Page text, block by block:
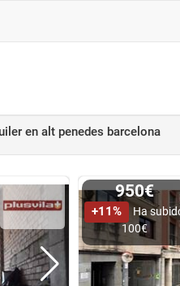
en alt penedes barcelona
950€
+11%
Ha
100€